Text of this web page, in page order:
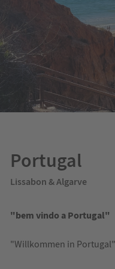
Portugal
Lissabon & Algarve
"bem vindo a Portugal"
"Willkommen in Portugal"